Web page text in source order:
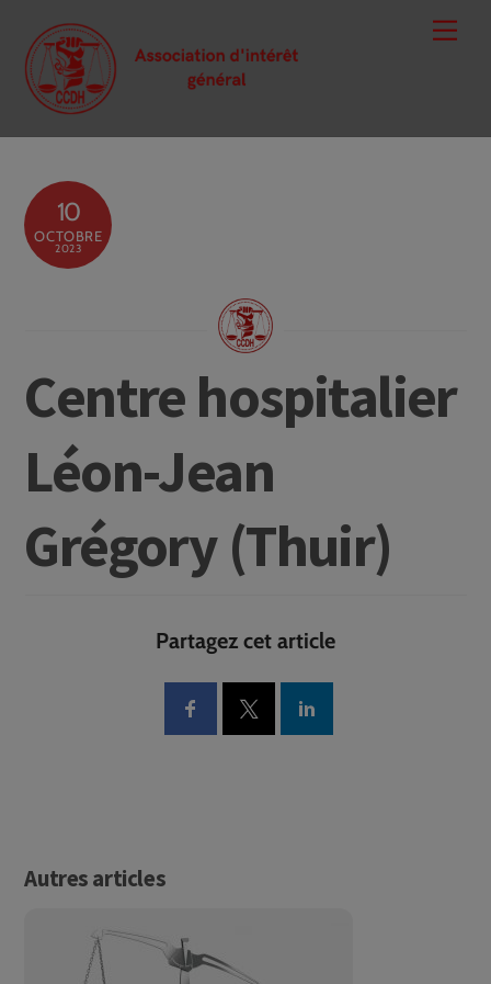
content
10
OCTOBRE
2023
Centre hospitalier
Léon-Jean
Grégory (Thuir)
Partagez cet article
Autres articles